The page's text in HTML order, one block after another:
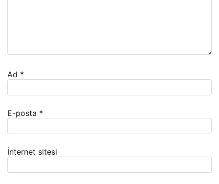
Ad *
E-posta *
İnternet sitesi